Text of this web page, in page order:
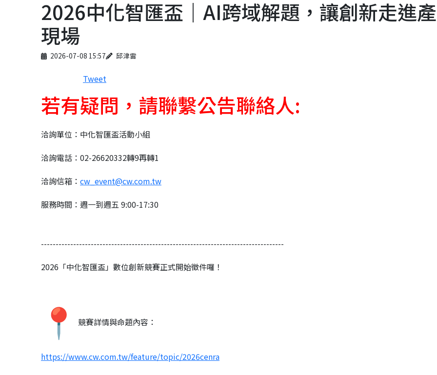
2026中化智匯盃｜AI跨域解題，讓創新走進
現場
Published on
2026-07-08 15:57
Author 邱津雷
Tweet
若有疑問，請聯繫公告聯絡人:
洽詢單位：中化智匯盃活動小組
洽詢電話：02-26620332轉9再轉1
洽詢信箱： cw_event@cw.com.tw
服務時間：週一到週五 9:00-17:30
-----------------------------------------------------------------------------------
2026「中化智匯盃」數位創新競賽正式開始徵件囉！
競賽詳情與命題內容：
https://www.cw.com.tw/feature/topic/2026cenra